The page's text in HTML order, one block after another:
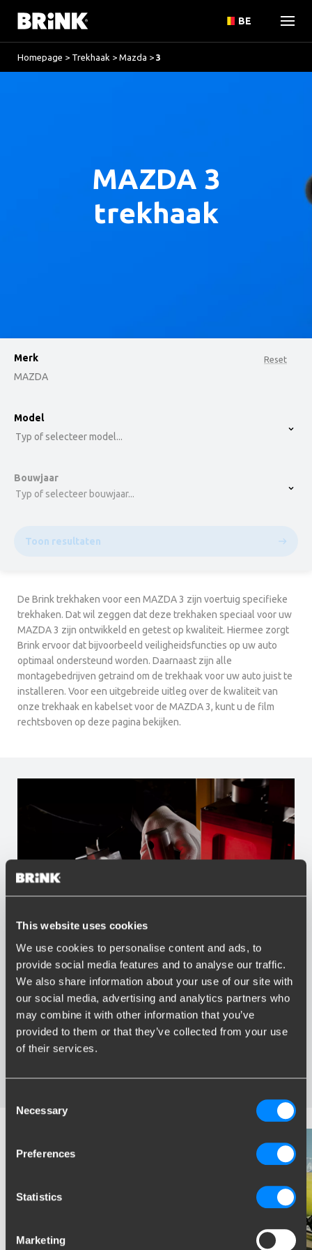
This website uses cookies
We use cookies to personalise content and ads, to
provide social media features and to analyse our traffic.
We also share information about your use of our site with
our social media, advertising and analytics partners who
may combine it with other information that you’ve
provided to them or that they’ve collected from your use
of their services.
Selection
Necessary
Preferences
Statistics
Marketing
BE
Homepage > Trekhaak > Mazda > 3
MAZDA 3
trekhaak
Reset
Merk
MAZDA
option , selected.
Model
Typ of selecteer model...
Bouwjaar
Typ of selecteer bouwjaar...
Toon resultaten
De Brink trekhaken voor een MAZDA 3 zijn voertuig specifieke
trekhaken. Dat wil zeggen dat deze trekhaken speciaal voor uw
MAZDA 3 zijn ontwikkeld en getest op kwaliteit. Hiermee zorgt
Brink ervoor dat bijvoorbeeld veiligheidsfuncties op uw auto
optimaal ondersteund worden. Daarnaast zijn alle
montagebedrijven getraind om de trekhaak voor uw auto juist te
installeren. Voor een uitgebreide uitleg over de kwaliteit van
onze trekhaak en kabelset voor de MAZDA 3, kunt u de film
rechtsboven op deze pagina bekijken.
Voordelen van Brink
Grootste assortiment trekhaken van Nederland
Trekhaak speciaal afgestemd op uw automerk en model
Veilige, gecertificeerde trekhaken
Montage bij u in de buurt